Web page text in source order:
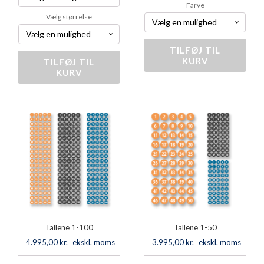
Vælg størrelse
Tallene
0-
99
TILFØJ TIL
KURV
Farve
Tallene
1-
10
TILFØJ TIL
KURV
Tallene 1-100
4.995,00kr. ekskl. moms
Tallene 1-50
3.995,00kr. ekskl. moms